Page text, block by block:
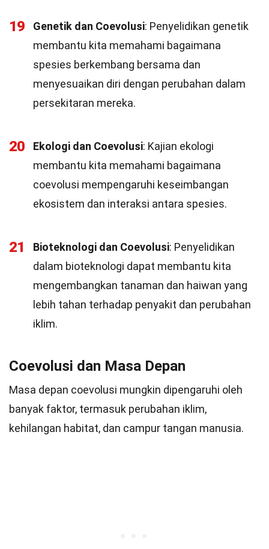
19 Genetik dan Coevolusi: Penyelidikan genetik
membantu kita memahami bagaimana
spesies berkembang bersama dan
menyesuaikan diri dengan perubahan dalam
persekitaran mereka.
20 Ekologi dan Coevolusi: Kajian ekologi
membantu kita memahami bagaimana
coevolusi mempengaruhi keseimbangan
ekosistem dan interaksi antara spesies.
21 Bioteknologi dan Coevolusi: Penyelidikan
dalam bioteknologi dapat membantu kita
mengembangkan tanaman dan haiwan yang
lebih tahan terhadap penyakit dan perubahan
iklim.
Coevolusi dan Masa Depan
Masa depan coevolusi mungkin dipengaruhi oleh
banyak faktor, termasuk perubahan iklim,
kehilangan habitat, dan campur tangan manusia.